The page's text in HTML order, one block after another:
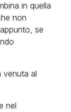
in quella
non
se
venuta al
nel